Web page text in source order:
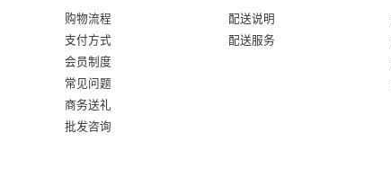
购物流程
支付方式
会员制度
常见问题
商务送礼
批发咨询
配送说明
配送服务